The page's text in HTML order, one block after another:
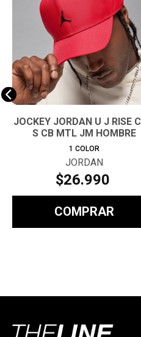
JOCKEY JORDAN U J RISE
S CB MTL JM HOMBRE
1 COLOR
JORDAN
$26.990
COMPRAR